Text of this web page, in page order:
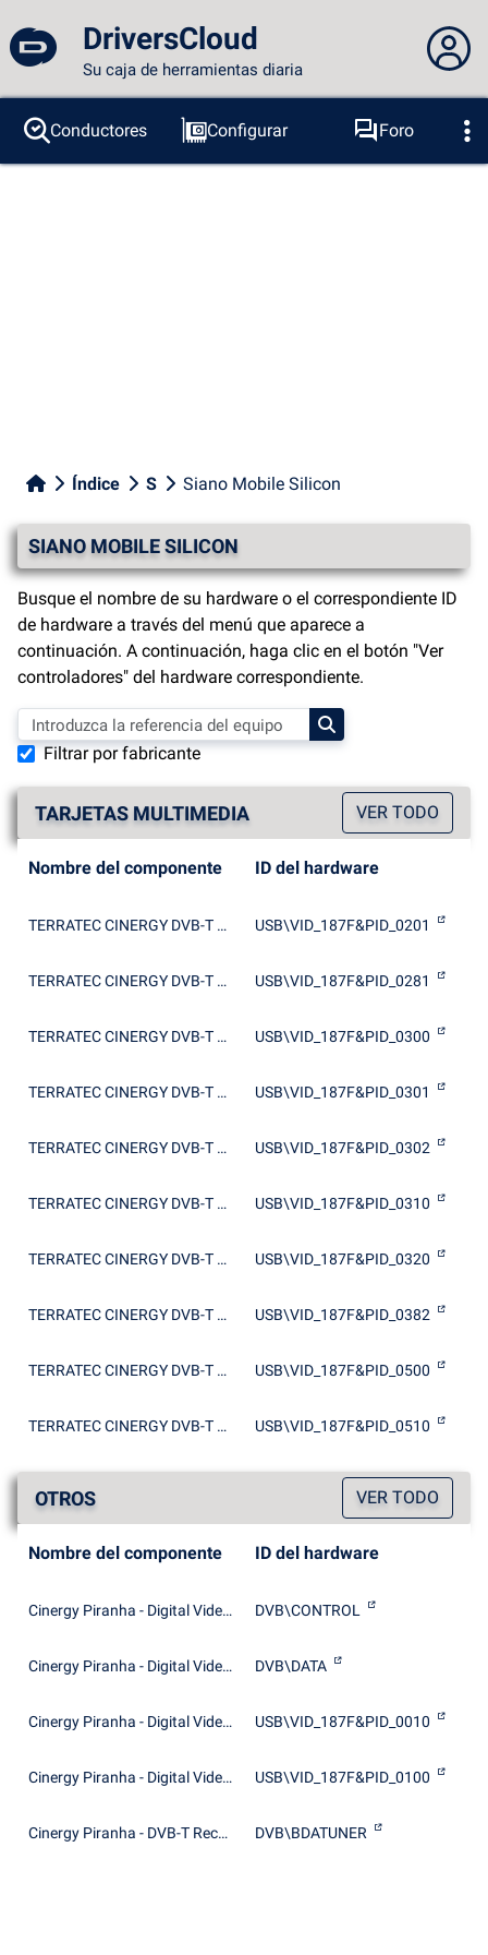
DriversCloud
Su caja de herramientas diaria
No estás conectado...
Acceder al sitio
Conductores Configurar
Foro
Sondas
BSOD Herramientas
Índice S Siano Mobile Silicon
SIANO MOBILE SILICON
Busque el nombre de su hardware o el correspondiente ID
de hardware a través del menú que aparece a
continuación. A continuación, haga clic en el botón "Ver
controladores" del hardware correspondiente.
Filtrar por fabricante
TARJETAS MULTIMEDIA VER TODO
Nombre del componente ID del hardware
TERRATEC CINERGY DVB-T Stick USB\VID_187F&PID_0201
TERRATEC CINERGY DVB-T Stick USB\VID_187F&PID_0281
TERRATEC CINERGY DVB-T Stick USB\VID_187F&PID_0300
TERRATEC CINERGY DVB-T Stick USB\VID_187F&PID_0301
TERRATEC CINERGY DVB-T Stick USB\VID_187F&PID_0302
TERRATEC CINERGY DVB-T Stick USB\VID_187F&PID_0310
TERRATEC CINERGY DVB-T Stick USB\VID_187F&PID_0320
TERRATEC CINERGY DVB-T Stick USB\VID_187F&PID_0382
TERRATEC CINERGY DVB-T Stick USB\VID_187F&PID_0500
TERRATEC CINERGY DVB-T Stick USB\VID_187F&PID_0510
OTROS VER TODO
Nombre del componente ID del hardware
Cinergy Piranha - Digital Video Control DVB\CONTROL
Cinergy Piranha - Digital Video Data DVB\DATA
Cinergy Piranha - Digital Video Data (ROM) USB\VID_187F&PID_0010
Cinergy Piranha - Digital Video Router USB\VID_187F&PID_0100
Cinergy Piranha - DVB-T Receiver DVB\BDATUNER